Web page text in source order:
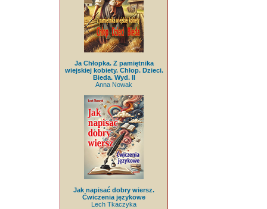
Ja Chłopka. Z pamiętnika
wiejskiej kobiety. Chłop. Dzieci.
Bieda. Wyd. II
Anna Nowak
Jak napisać dobry wiersz.
Ćwiczenia językowe
Lech Tkaczyka